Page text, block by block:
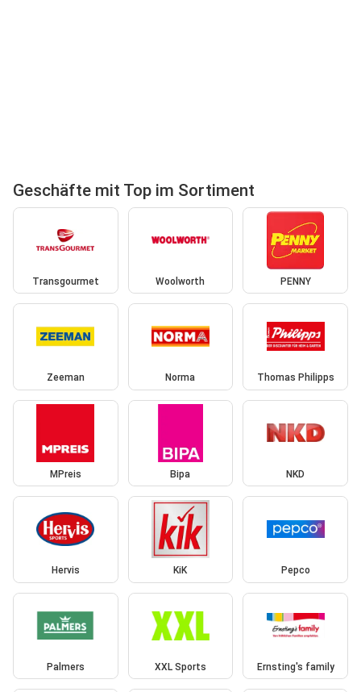
Geschäfte mit Top im Sortiment
Transgourmet Woolworth PENNY
Zeeman Norma Thomas Philipps
MPreis Bipa NKD
Hervis KiK Pepco
Palmers XXL Sports Ernsting's family